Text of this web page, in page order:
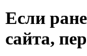
Если
сайта,